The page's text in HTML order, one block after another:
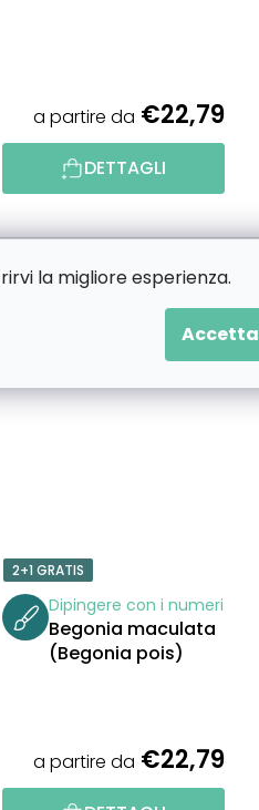
la migliore esperienza.
Accetta
a partire da €22,79
DETTAGLI
2+1 GRATIS
Dipingere con i numeri
Begonia maculata
(Begonia pois)
a partire da €22,79